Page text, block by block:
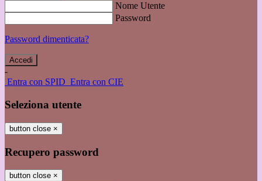
Nome Utente
Password
Password dimenticata?
-
Entra con SPID Entra con CIE
Seleziona utente
button close ×
Recupero password
button close ×